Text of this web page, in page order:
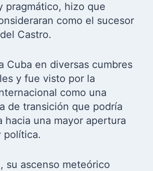
pragmático, hizo que
como el sucesor
Castro.
Cuba en diversas cumbres
y fue visto por la
como una
de transición que podría
hacia una mayor apertura
política.
su ascenso meteórico